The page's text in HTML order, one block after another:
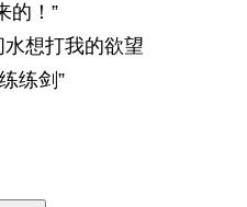
的！”
想打我的欲望
练剑”